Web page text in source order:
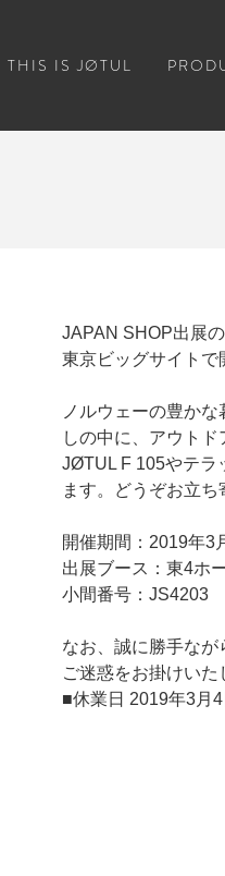
THIS IS JØTUL
JAPAN SHOP出展
東京ビッグサイトで
ノルウェーの豊か
しの中に、アウトド
JØTUL F 105やテラ
ます。どうぞお立ち
開催期間：2019年3
出展ブース：東4ホ
小間番号：JS4203
なお、誠に勝手なが
ご迷惑をお掛けいた
■休業日 2019年3月4